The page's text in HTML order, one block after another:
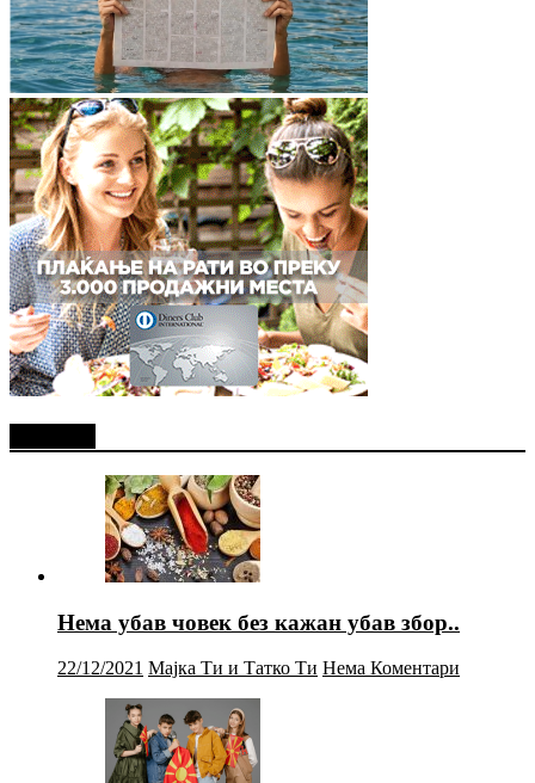
Нема убав човек без кажан убав збор..
22/12/2021 Мајка Ти и Татко Ти Нема Коментари